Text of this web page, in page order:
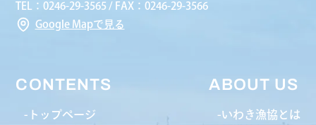
TEL：0246-29-3565 / FAX：0246-29-3566
Google Mapで見る
CONTENTS
トップページ
ABOUT US
いわき漁協とは